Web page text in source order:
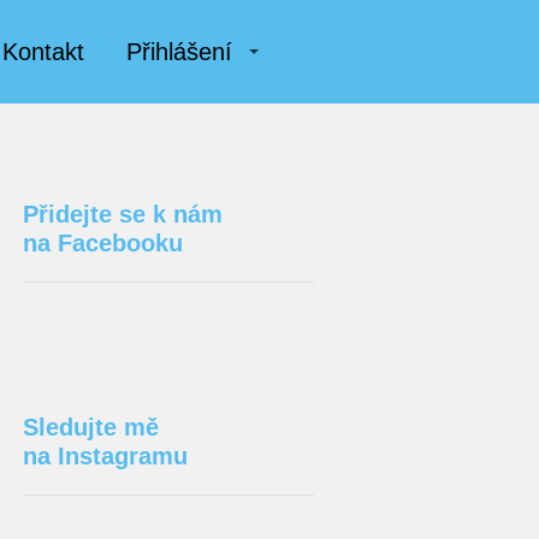
Kontakt Přihlášení
Přidejte se k nám
na Facebooku
Sledujte mě
na Instagramu